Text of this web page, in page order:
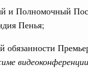
и Полномочный
Пенья;
в
в России